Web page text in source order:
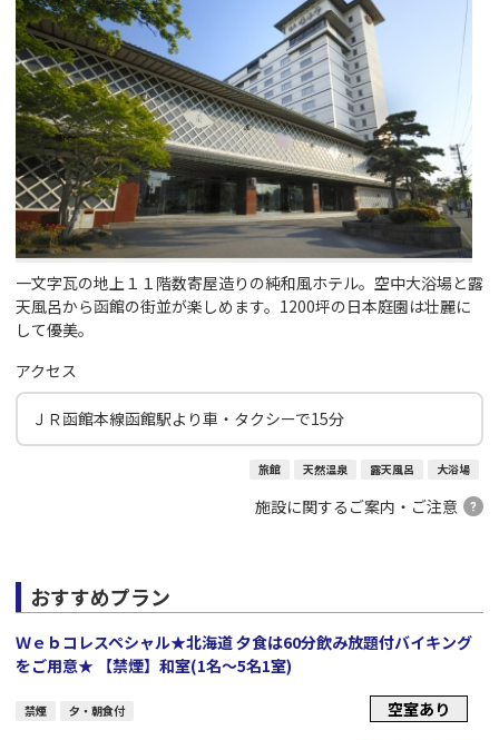
一文字瓦の地上１１階数寄屋造りの純和風ホテル。空中大浴場と露
天風呂から函館の街並が楽しめます。1200坪の日本庭園は壮麗に
して優美。
アクセス
ＪＲ函館本線函館駅より車・タクシーで15分
旅館 天然温泉 露天風呂 大浴場
施設に関するご案内・ご注意
おすすめプラン
Ｗｅｂコレスペシャル★北海道 夕食は60分飲み放題付バイキング
をご用意★ 【禁煙】和室(1名～5名1室)
禁煙 夕・朝食付 空室あり